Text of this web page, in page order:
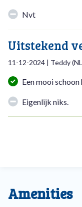
Nvt
Uitstekend
11-12-2024 | Teddy(NL
Een mooi schoon
Eigenlijk niks.
Amenities